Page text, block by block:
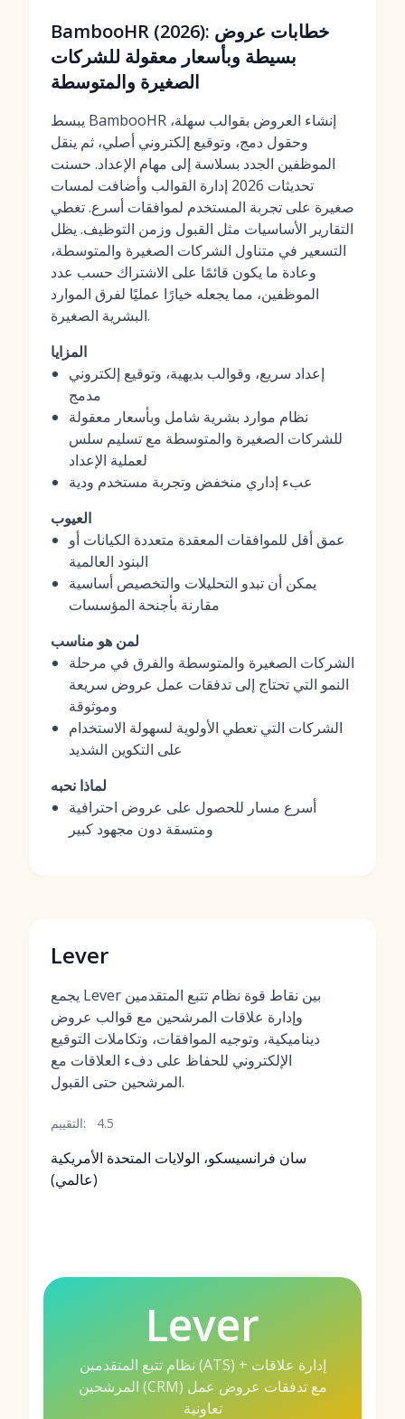
BambooHR (2026): خطابات عروض
بسيطة وبأسعار معقولة للشركات
الصغيرة والمتوسطة
يبسط BambooHR إنشاء العروض بقوالب سهلة،
وحقول دمج، وتوقيع إلكتروني أصلي، ثم ينقل
الموظفين الجدد بسلاسة إلى مهام الإعداد. حسنت
تحديثات 2026 إدارة القوالب وأضافت لمسات
صغيرة على تجربة المستخدم لموافقات أسرع. تغطي
التقارير الأساسيات مثل القبول وزمن التوظيف. يظل
التسعير في متناول الشركات الصغيرة والمتوسطة،
وعادة ما يكون قائمًا على الاشتراك حسب عدد
الموظفين، مما يجعله خيارًا عمليًا لفرق الموارد
البشرية الصغيرة.
المزايا
إعداد سريع، وقوالب بديهية، وتوقيع إلكتروني
مدمج
نظام موارد بشرية شامل وبأسعار معقولة
للشركات الصغيرة والمتوسطة مع تسليم سلس
لعملية الإعداد
عبء إداري منخفض وتجربة مستخدم ودية
العيوب
عمق أقل للموافقات المعقدة متعددة الكيانات أو
البنود العالمية
يمكن أن تبدو التحليلات والتخصيص أساسية
مقارنة بأجنحة المؤسسات
لمن هو مناسب
الشركات الصغيرة والمتوسطة والفرق في مرحلة
النمو التي تحتاج إلى تدفقات عمل عروض سريعة
وموثوقة
الشركات التي تعطي الأولوية لسهولة الاستخدام
على التكوين الشديد
لماذا نحبه
أسرع مسار للحصول على عروض احترافية
ومتسقة دون مجهود كبير
Lever
يجمع Lever بين نقاط قوة نظام تتبع المتقدمين
وإدارة علاقات المرشحين مع قوالب عروض
ديناميكية، وتوجيه الموافقات، وتكاملات التوقيع
الإلكتروني للحفاظ على دفء العلاقات مع
المرشحين حتى القبول.
التقييم: 4.5
سان فرانسيسكو، الولايات المتحدة الأمريكية
(عالمي)
Lever
نظام تتبع المتقدمين (ATS) + إدارة علاقات
المرشحين (CRM) مع تدفقات عروض عمل
تعاونية